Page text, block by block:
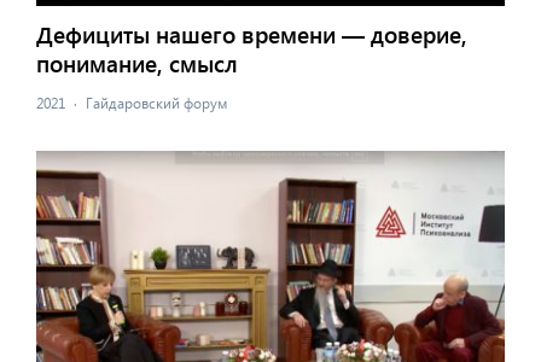
Дефициты нашего времени — доверие,
понимание, смысл
2021 · Гайдаровский форум